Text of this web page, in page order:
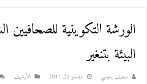
الورشة التكوينية
البيئة بتنغير
منصف بنعيسي ديسمبر 25, 2017 اﻷرشيف